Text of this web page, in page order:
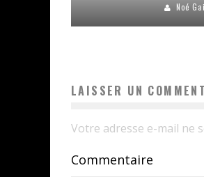
Noé
LAISSER UN
Votre adresse e-mail ne
Commentaire